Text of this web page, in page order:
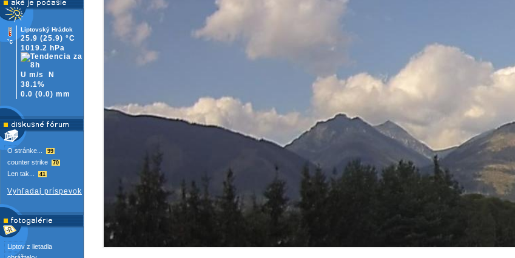
Liptovský Hrádok
25.9 (25.9) °C
1019.2 hPa
U m/s
N
38.1%
0.0 (0.0) mm
O stránke... 99
counter strike 70
Len tak... 41
Vyhľadaj príspevok
Liptov z lietadla